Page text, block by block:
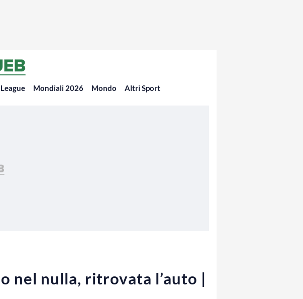
Mondiali 2026 Mondo Altri Sport
nel nulla, ritrovata l’auto |